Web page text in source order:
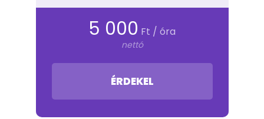
5 000 Ft / óra
nettó
ÉRDEKEL